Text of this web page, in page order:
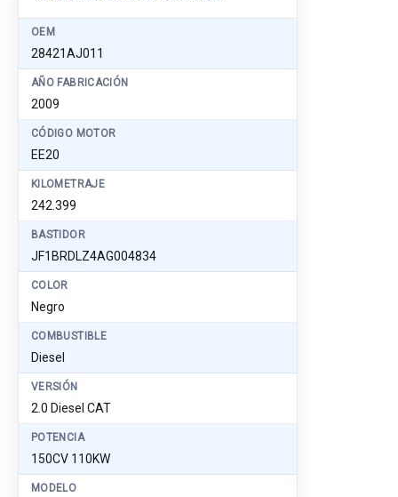
OEM
28421AJ011
AÑO FABRICACIÓN
2009
CÓDIGO MOTOR
EE20
KILOMETRAJE
242.399
BASTIDOR
JF1BRDLZ4AG004834
COLOR
Negro
COMBUSTIBLE
Diesel
VERSIÓN
2.0 Diesel CAT
POTENCIA
150CV 110KW
MODELO